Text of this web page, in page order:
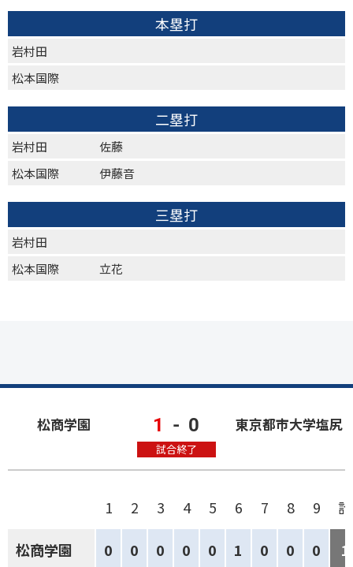
本塁打
岩村田
松本国際
二塁打
岩村田
佐藤
松本国際
伊藤音
三塁打
岩村田
松本国際
立花
松商学園 1 - 0
試合終了
東京都市大学塩尻
1 2 3 4 5 6 7 8 9 計
松商学園 0 0 0 0 0 1 0 0 0 1